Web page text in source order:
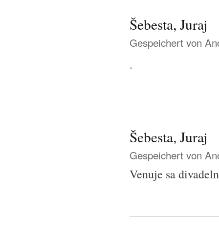
Šebesta, Juraj
Gespeichert von
.
Šebesta, Juraj
Gespeichert von
Venuje sa